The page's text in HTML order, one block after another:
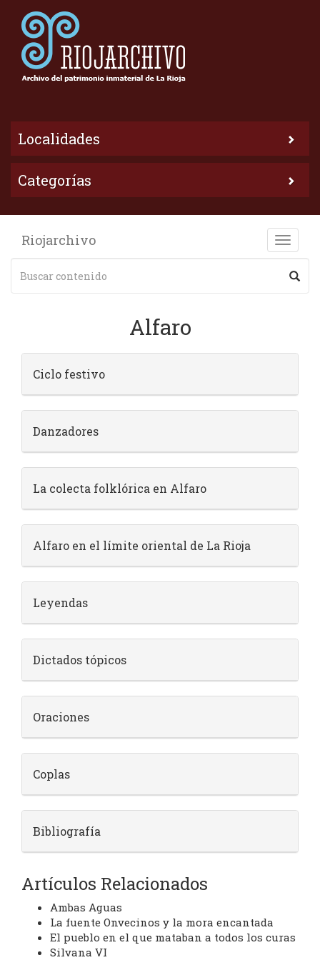
Localidades
Categorías
Toggle
Riojarchivo
Alfaro
Ciclo festivo
Danzadores
La colecta folklórica en Alfaro
Alfaro en el límite oriental de La Rioja
Leyendas
Dictados tópicos
Oraciones
Coplas
Bibliografía
Artículos Relacionados
Ambas Aguas
La fuente Onvecinos y la mora encantada
El pueblo en el que mataban a todos los curas
Silvana VI